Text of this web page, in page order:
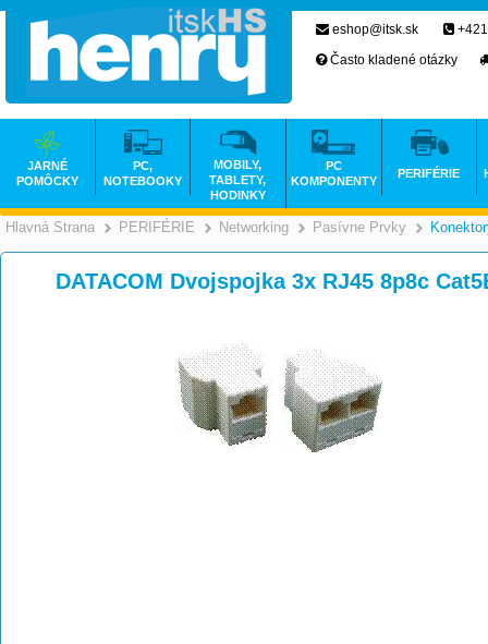
Hlavná Strana >
PERIFÉRIE >
Networking >
Pasívne Prvky
DATACOM Dvojspojka 3x RJ45 8p8c
eshop@itsk.sk
Často kladené otázky
JARNÉ
POMÔCKY
PC,
NOTEBOOKY
MOBILY,
TABLETY,
HODINKY
PC
KOMPONENTY
PERIFÉRIE